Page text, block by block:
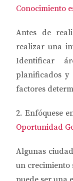
Conocimiento
Antes de
realizar una
Identificar
planificados y
factores
2. Enfóquese
Oportunidad
Algunas
un crecimiento